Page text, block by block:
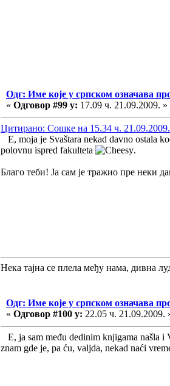
Одг: Име које у српском означава
« Одговор #99 у: 17.09 ч. 21.09.2009. »
Цитирано: Сошке на 15.34 ч. 21.09.2009.
E, moja je Svaštara nekad davno ostala
polovnu ispred fakulteta
.
Благо теби! Ја сам је тражио пре неки
Нека тајна се плела међу нама, дивна
Одг: Име које у српском означава
« Одговор #100 у: 22.05 ч. 21.09.2009.
E, ja sam među dedinim knjigama našla
znam gde je, pa ću, valjda, nekad naći